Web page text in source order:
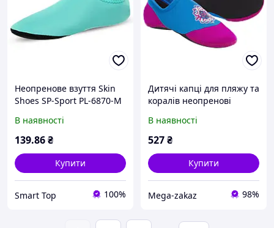
Неопренове взуття Skin
Shoes SP-Sport PL-6870-M
В наявності
139.86₴
Купити
Smart Top 100%
Дитячі капці для пляжу та
коралів неопренові
Sport 037601 розмір 32-33
Blue-Pink
В наявності
527₴
Купити
Mega-zakaz 98%